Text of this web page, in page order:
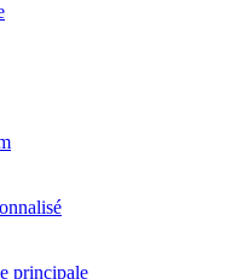
principale